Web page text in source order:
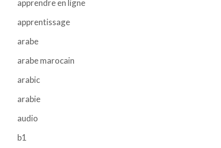
apprendre en ligne
apprentissage
arabe
arabe marocain
arabic
arabie
audio
b1